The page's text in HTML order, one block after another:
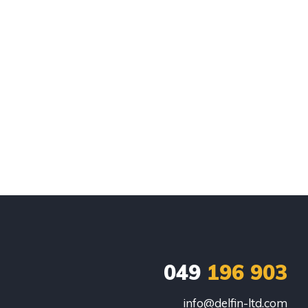
049196 903
info@delfin-ltd.com